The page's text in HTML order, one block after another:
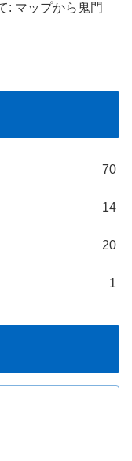
: マップから鬼門
70
14
20
1